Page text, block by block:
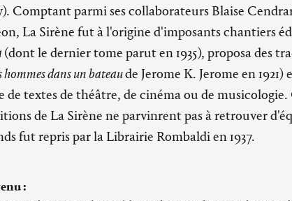
Comptant parmi ses collaborateurs Blaise
La Sirène fut à l'origine d'imposants chantiers
(dont le dernier tome parut en 1935), proposa des
hommes dans un bateaude Jerome K. Jerome en
de textes de théâtre, de cinéma ou de musicologie.
de La Sirène ne parvinrent pas à retrouver
fut repris par la Librairie Rombaldi en 1937.
: